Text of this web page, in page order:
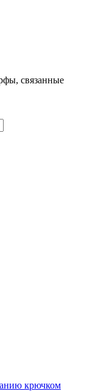
связанные
крючком